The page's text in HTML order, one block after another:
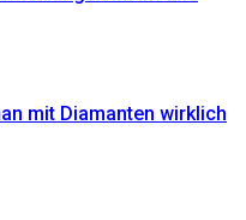
mit Diamanten wirklich